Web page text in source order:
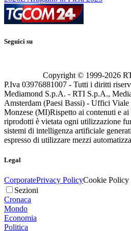
Seguici su
Copyright © 1999-2026
P.Iva 03976881007 - Tutti i diritti
Mediamond S.p.A. - RTI S.p.A.,
Amsterdam (Paesi Bassi) - Uffici
Monzese (MI)Rispetto ai contenuti e
riprodotti è vietata ogni utilizzazione
sistemi di intelligenza artificiale
espresso di utilizzare mezzi
Legal
CorporatePrivacy PolicyCookie Policy
Sezioni
Cronaca
Mondo
Economia
Politica